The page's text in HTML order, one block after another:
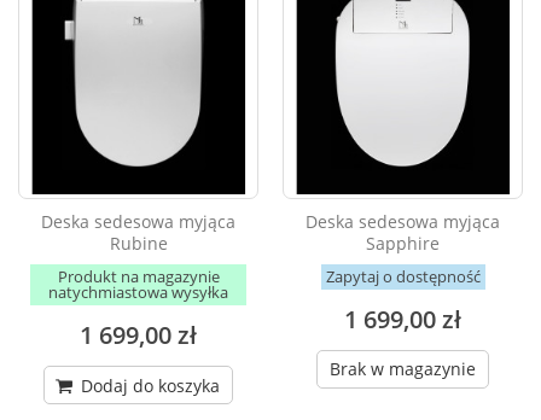
Deska sedesowa myjąca
Rubine
Produkt na magazynie
natychmiastowa wysyłka
1 699,00 zł
Dodaj do koszyka
Deska sedesowa myjąca
Sapphire
Zapytaj o dostępność
1 699,00 zł
Brak w magazynie